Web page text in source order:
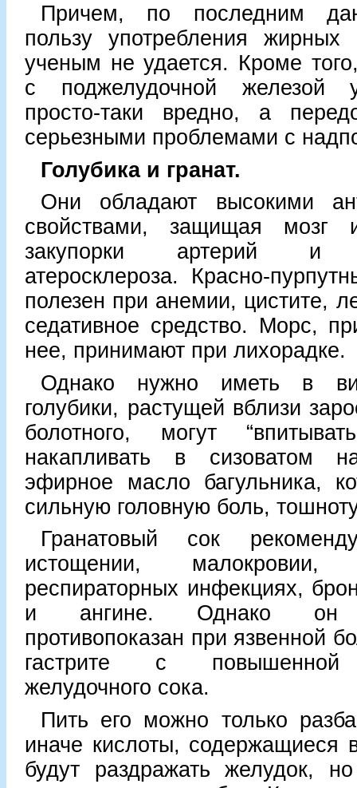
Причем, по последним
пользу употребления жирных
ученым не удается. Кроме
с поджелудочной железой
просто-таки вредно, а
серьезными проблемами с
Голубика и гранат.
Они обладают высокими
свойствами, защищая мозг
закупорки артерий и
атеросклероза. Красно-
полезен при анемии, цистите,
седативное средство. Морс,
нее, принимают при лихорадке.
Однако нужно иметь в
голубики, растущей вблизи
болотного, могут
накапливать в сизоватом
эфирное масло багульника,
сильную головную боль,
Гранатовый сок
истощении, малокровии,
респираторных инфекциях,
и ангине. Однако он
противопоказан при язвенной
гастрите с повышенной
желудочного сока.
Пить его можно только
иначе кислоты, содержащиеся
будут раздражать желудок,